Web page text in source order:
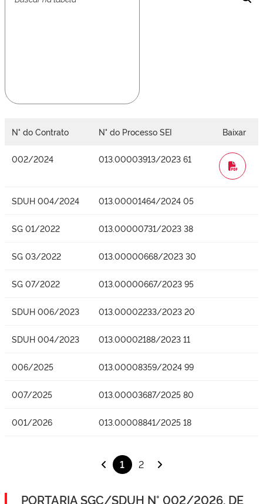
N° do Contrato N° do Processo SEI Baixar
002/2024 013.00003913/2023 61
WORD
SDUH 004/2024 013.00001464/2024 05
SG 01/2022 013.00000731/2023 38
SG 03/2022 013.00000668/2023 30
SG 07/2022 013.00000667/2023 95
SDUH 006/2023 013.00002233/2023 20
SDUH 004/2023 013.00002188/2023 11
006/2025 013.00008359/2024 99
007/2025 013.00003687/2025 80
001/2026 013.00008841/2025 18
1 2
PORTARIA SGC/SDUH N° 002/2026, DE